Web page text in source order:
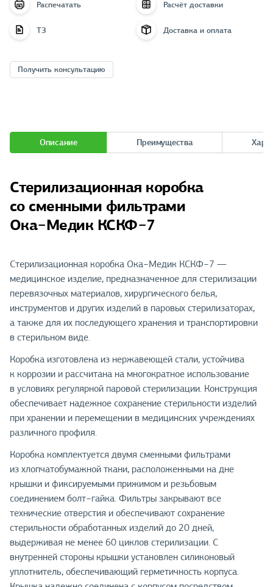
Распечатать Расчёт доставки
ТЗ Доставка и оплата
Получить консультацию
Описание Преимущества
Стерилизационная коробка
со сменными фильтрами
Ока−Медик КСКФ−7
Стерилизационная коробка Ока−Медик КСКФ−7 —
медицинское изделие, предназначенное для стерилизации
перевязочных материалов, хирургического белья,
инструментов и других изделий в паровых стерилизаторах,
а также для их последующего хранения и транспортировки
в стерильном виде.
Коробка изготовлена из нержавеющей стали, устойчива
к коррозии и рассчитана на многократное использование
в условиях регулярной паровой стерилизации. Конструкция
обеспечивает надежное сохранение стерильности изделий
при хранении и перемещении в медицинских учреждениях
различного профиля.
Коробка комплектуется двумя сменными фильтрами
из хлопчатобумажной ткани, расположенными на дне
крышки и фиксируемыми прижимом и резьбовым
соединением болт−гайка. Фильтры закрывают все
технические отверстия и обеспечивают сохранение
стерильности обработанных изделий до 20 дней,
выдерживая не менее 60 циклов стерилизации. С
внутренней стороны крышки установлен силиконовый
уплотнитель, обеспечивающий герметичность корпуса.